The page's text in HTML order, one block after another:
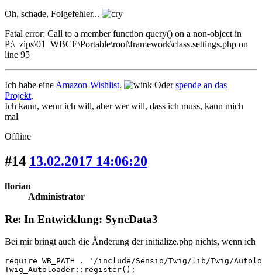
Oh, schade, Folgefehler...
Fatal error: Call to a member function query() on a non-object in
P:\_zips\01_WBCE\Portable\root\framework\class.settings.php on
line 95
Ich habe eine Amazon-Wishlist. Oderspende an das
Projekt.
Ich kann, wenn ich will, aber wer will, dass ich muss, kann mich
mal
Offline
#14 13.02.2017 14:06:20
florian
Administrator
Re: In Entwicklung: SyncData3
Bei mir bringt auch die Änderung der initialize.php nichts, wenn ich
require WB_PATH . '/include/Sensio/Twig/lib/Twig/
Twig_Autoloader::register();